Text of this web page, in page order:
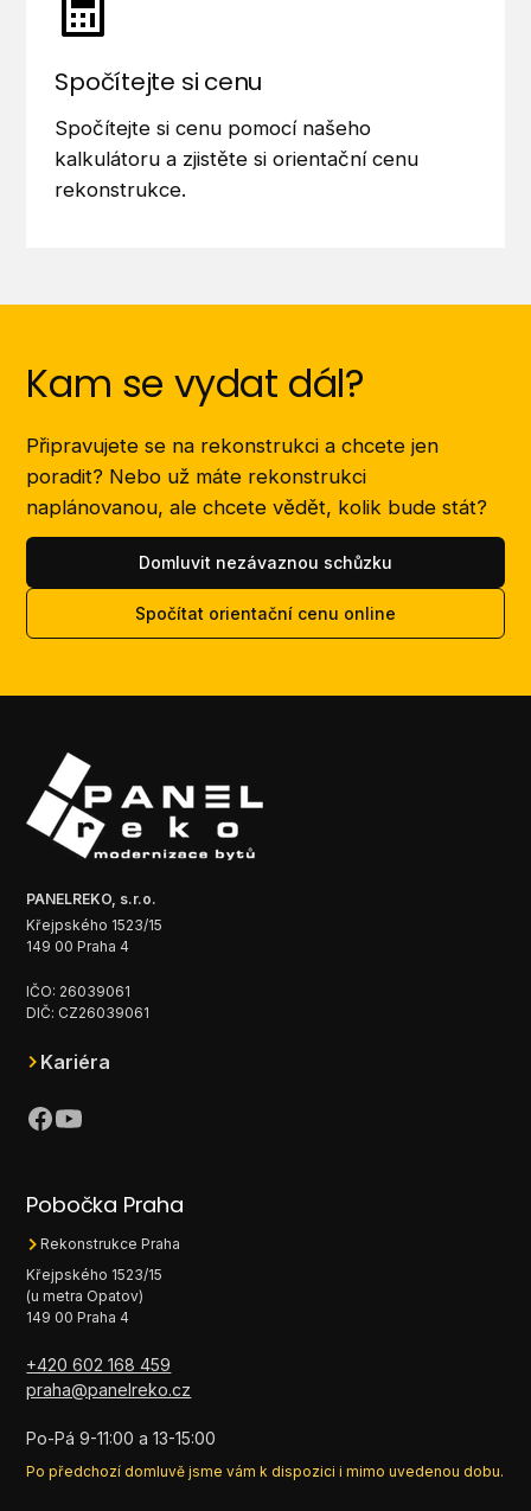
Spočítejte si cenu
Spočítejte si cenu pomocí našeho
kalkulátoru a zjistěte si orientační cenu
rekonstrukce.
Kam se vydat dál?
Připravujete se na rekonstrukci a chcete jen
poradit? Nebo už máte rekonstrukci
naplánovanou, ale chcete vědět, kolik bude stát?
Domluvit nezávaznou schůzku
Spočítat orientační cenu online
PANELREKO, s.r.o.
Křejpského 1523/15
149 00 Praha 4
IČO: 26039061
DIČ: CZ26039061
Kariéra
Pobočka Praha
Rekonstrukce Praha
Křejpského 1523/15
(u metra Opatov)
149 00 Praha 4
+420 602 168 459
praha@panelreko.cz
Po-Pá 9-11:00 a 13-15:00
Po předchozí domluvě jsme vám k dispozici i mimo uvedenou dobu.